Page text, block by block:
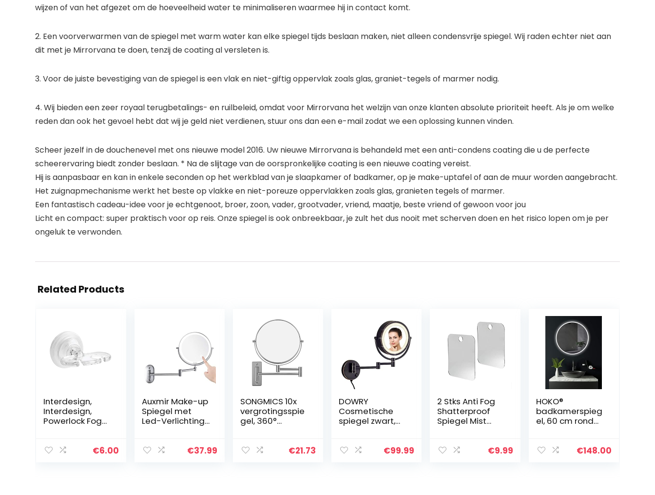
wijzen of van het afgezet om de hoeveelheid water te minimaliseren waarmee hij in contact komt.
2. Een voorverwarmen van de spiegel met warm water kan elke spiegel tijds beslaan maken, niet alleen condensvrije spiegel. Wij raden echter niet aan
dit met je Mirrorvana te doen, tenzij de coating al versleten is.
3. Voor de juiste bevestiging van de spiegel is een vlak en niet-giftig oppervlak zoals glas, graniet-tegels of marmer nodig.
4. Wij bieden een zeer royaal terugbetalings- en ruilbeleid, omdat voor Mirrorvana het welzijn van onze klanten absolute prioriteit heeft. Als je om welke
reden dan ook het gevoel hebt dat wij je geld niet verdienen, stuur ons dan een e-mail zodat we een oplossing kunnen vinden.
Scheer jezelf in de douchenevel met ons nieuwe model 2016. Uw nieuwe Mirrorvana is behandeld met een anti-condens coating die u de perfecte
scheerervaring biedt zonder beslaan. * Na de slijtage van de oorspronkelijke coating is een nieuwe coating vereist.
Hij is aanpasbaar en kan in enkele seconden op het werkblad van je slaapkamer of badkamer, op je make-uptafel of aan de muur worden aangebracht.
Het zuignapmechanisme werkt het beste op vlakke en niet-poreuze oppervlakken zoals glas, granieten tegels of marmer.
Een fantastisch cadeau-idee voor je echtgenoot, broer, zoon, vader, grootvader, vriend, maatje, beste vriend of gewoon voor jou
Licht en compact: super praktisch voor op reis. Onze spiegel is ook onbreekbaar, je zult het dus nooit met scherven doen en het risico lopen om je per
ongeluk te verwonden.
Related Products
Interdesign,
Interdesign,
Powerlock Fog
€6.00
Auxmir Make-up
Spiegel met
Led-Verlichting
Dimbare
€37.99
SONGMICS 10x
vergrotingsspie
gel, 360°
el,
€21.73
DOWRY
Cosmetische
spiegel zwart,
wandspiegel in
€99.99
2 Stks Anti Fog
Shatterproof
Spiegel Mist
Shatterproof€9.99
HOKO®
badkamerspieg
el, 60 cm rond
badkamerspieg
€148.00